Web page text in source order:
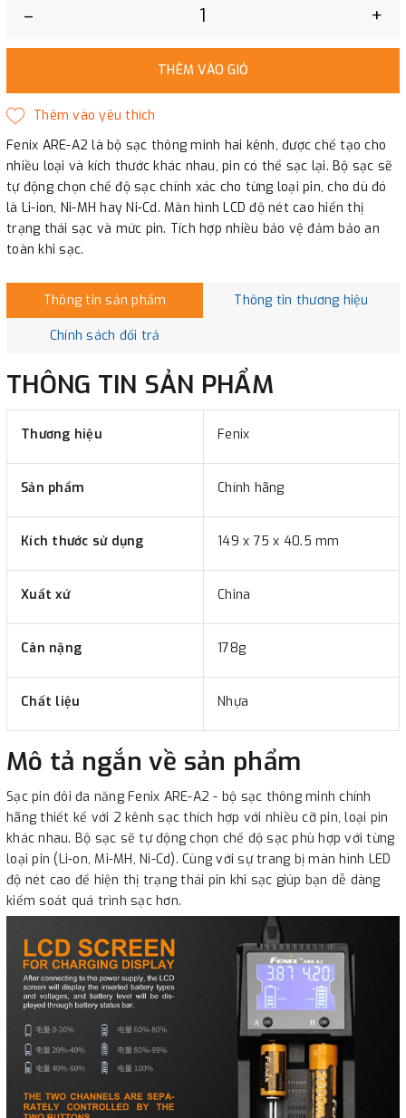
– +
THÊM VÀO GIỎ
Fenix ​​ARE-A2 là bộ sạc thông minh hai kênh, được chế tạo cho
nhiều loại và kích thước khác nhau, pin có thể sạc lại. Bộ sạc sẽ
tự động chọn chế độ sạc chính xác cho từng loại pin, cho dù đó
là Li-ion, Ni-MH hay Ni-Cd. Màn hình LCD độ nét cao hiển thị
trạng thái sạc và mức pin. Tích hợp nhiều bảo vệ đảm bảo an
toàn khi sạc.
Thông tin sản phẩm Thông tin thương hiệu
Chính sách đổi trả
THÔNG TIN SẢN PHẨM
Thương hiệu Fenix
Sản phẩm Chính hãng
Kích thước sử dụng 149 x 75 x 40.5 mm
Xuất xứ China
Cân nặng 178g
Chất liệu Nhựa
Mô tả ngắn về sản phẩm
Sạc pin đôi đa năng Fenix ARE-A2 - bộ sạc thông minh chính
hãng thiết kế với 2 kênh sạc thích hợp với nhiều cỡ pin, loại pin
khác nhau. Bộ sạc sẽ tự động chọn chế độ sạc phù hợp với từng
loại pin (Li-on, Mi-MH, Ni-Cd). Cùng với sự trang bị màn hình LED
độ nét cao để hiện thị trạng thái pin khi sạc giúp bạn dễ dàng
kiểm soát quá trình sạc hơn.